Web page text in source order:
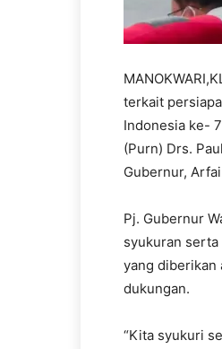
terkait
Indonesia ke-
(Purn) Drs.
Gubernur,
Pj. Gubernur
syukuran serta
yang diberikan
dukungan.
“Kita syukuri